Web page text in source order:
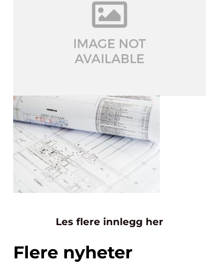
Les flere innlegg her
Flere nyheter